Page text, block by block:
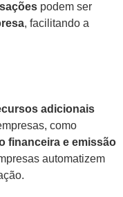
podem ser
, facilitando a
adicionais
como
financeira e emissão
automatizem